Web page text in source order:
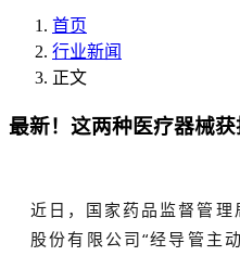
首页
行业新闻
正文
最新！这两种医疗器械获
近日，国家药品监督管
股份有限公司“经导管主